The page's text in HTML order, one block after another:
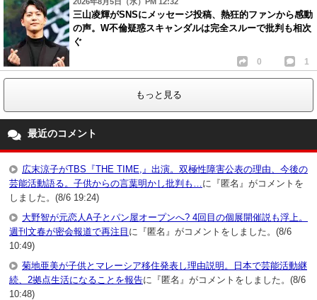
三山凌輝がSNSにメッセージ投稿、熱狂的ファンから感動
の声。W不倫疑惑スキャンダルは完全スルーで批判も相次
ぐ
0 1
もっと見る
最近のコメント
広末涼子がTBS『THE TIME,』出演。双極性障害公表の理由、今後の
芸能活動語る。子供からの言葉明かし批判も… に『匿名』がコメントを
しました。(8/6 19:24)
大野智が元恋人A子とパン屋オープンへ? 4回目の個展開催説も浮上。
週刊文春が密会報道で再注目 に『匿名』がコメントをしました。(8/6
10:49)
菊地亜美が子供とマレーシア移住発表し理由説明。日本で芸能活動継
続、2拠点生活になることを報告に『匿名』がコメントをしました。(8/6
10:48)